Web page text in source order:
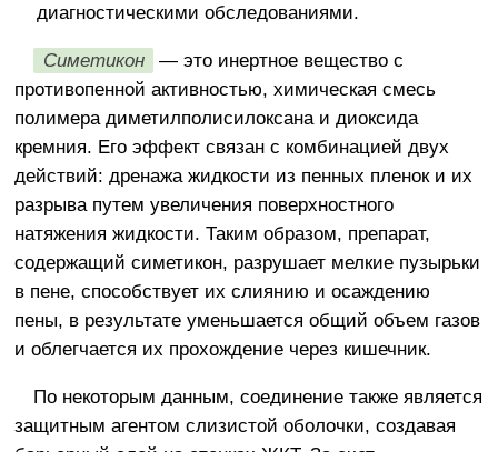
диагностическими обследованиями.
Симетикон
— это инертное вещество с
противопенной активностью, химическая смесь
полимера диметилполисилоксана и диоксида
кремния. Его эффект связан с комбинацией двух
действий: дренажа жидкости из пенных пленок и их
разрыва путем увеличения поверхностного
натяжения жидкости. Таким образом, препарат,
содержащий симетикон, разрушает мелкие пузырьки
в пене, способствует их слиянию и осаждению
пены, в результате уменьшается общий объем газов
и облегчается их прохождение через кишечник.
По некоторым данным, соединение также является
защитным агентом слизистой оболочки, создавая